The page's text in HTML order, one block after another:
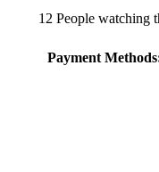
12 People watching
Payment